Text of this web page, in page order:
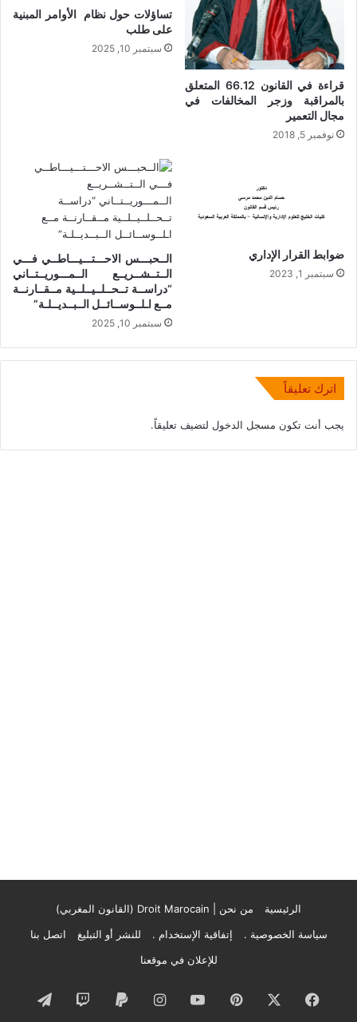
قراءة في القانون 66.12 المتعلق
بالمراقبة وزجر المخالفات في
مجال التعمير
نوفمبر 5, 2018
تساؤلات حول نظام الأوامر المبنية
على طلب
سبتمبر 10, 2025
ضوابط القرار الإداري
سبتمبر 1, 2023
الــحبـــس الاحـــتـــيـــاطــي فـــي
الــتــشــريــع الــمـــوريــتــاني
“دراســة تــحــلــيــلــية مــقــارنــة
مــع اـلــوســائــل الــبــديــلـة”
سبتمبر 10, 2025
اترك تعليقاً
يجب أنت تكون مسجل الدخول لتضيف تعليقاً.
الرئيسية
من نحن | Droit Marocain (القانون المغربي)
سياسة الخصوصية .
إتفاقية الإستخدام . للنشر أو التبليغ
اتصل بنا
للإعلان في موقعنا
فيسبوك بينتيريست‫YouTubeانستقرام
‏Paypal